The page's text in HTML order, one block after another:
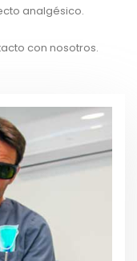
analgésico.
con nosotros.